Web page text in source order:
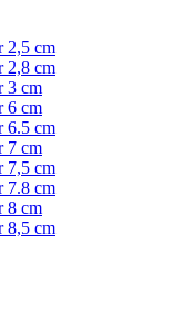
2,5 cm
2,8 cm
3 cm
6 cm
6.5 cm
7 cm
7,5 cm
7.8 cm
8 cm
8,5 cm